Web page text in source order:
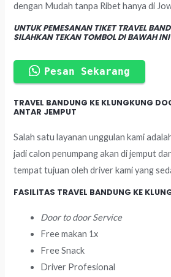
dengan Mudah tanpa Ribet hanya di
UNTUK PEMESANAN TIKET TRAVEL
SILAHKAN TEKAN TOMBOL DI BAWAH INI
Pesan Sekarang
TRAVEL BANDUNG KE KLUNGKUNG
ANTAR JEMPUT
Salah satu layanan unggulan kami
jadi calon penumpang akan di jemput
tempat tujuan oleh driver kami yang
FASILITAS TRAVEL BANDUNG KE
Door to door Service
Free makan 1x
Free Snack
Driver Profesional